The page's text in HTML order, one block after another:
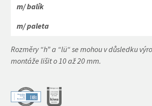
Rozměry “h” a “lü“ se mohou v důsledku
montáže lišit o 10 až 20 mm.